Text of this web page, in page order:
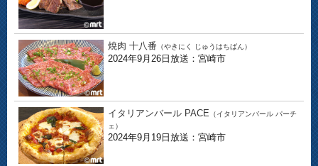
焼肉 十八番 （やきにく じゅうはちばん）
2024年9月26日放送：宮崎市
イタリアンバール PACE （イタリアンバール パーチ
ェ）
2024年9月19日放送：宮崎市